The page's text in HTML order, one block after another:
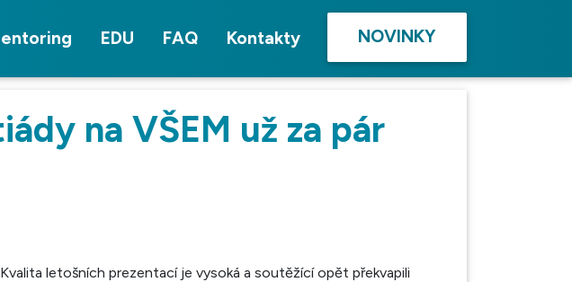
EDU FAQ Kontakty NOVINKY
na VŠEM už za pár
letošních prezentací je vysoká a soutěžící opět překvapili